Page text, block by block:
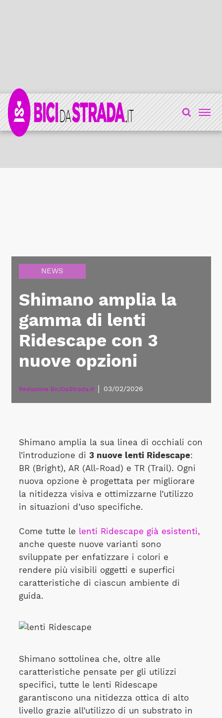
NEWS
Shimano amplia la
gamma di lenti
Ridescape con 3
nuove opzioni
Redazione BiciDaStrada.it 03/02/2026
Shimano amplia la sua linea di occhiali con
l’introduzione di 3 nuove lenti Ridescape:
BR (Bright), AR (All-Road) e TR (Trail). Ogni
nuova opzione è progettata per migliorare
la nitidezza visiva e ottimizzarne l’utilizzo
in situazioni d’uso specifiche.
Come tutte le lenti Ridescape già esistenti,
anche queste nuove varianti sono
sviluppate per enfatizzare i colori e
rendere più visibili oggetti e superfici
caratteristiche di ciascun ambiente di
guida.
Shimano sottolinea che, oltre alle
caratteristiche pensate per gli utilizzi
specifici, tutte le lenti Ridescape
garantiscono una nitidezza ottica di alto
livello grazie all’utilizzo di un substrato in